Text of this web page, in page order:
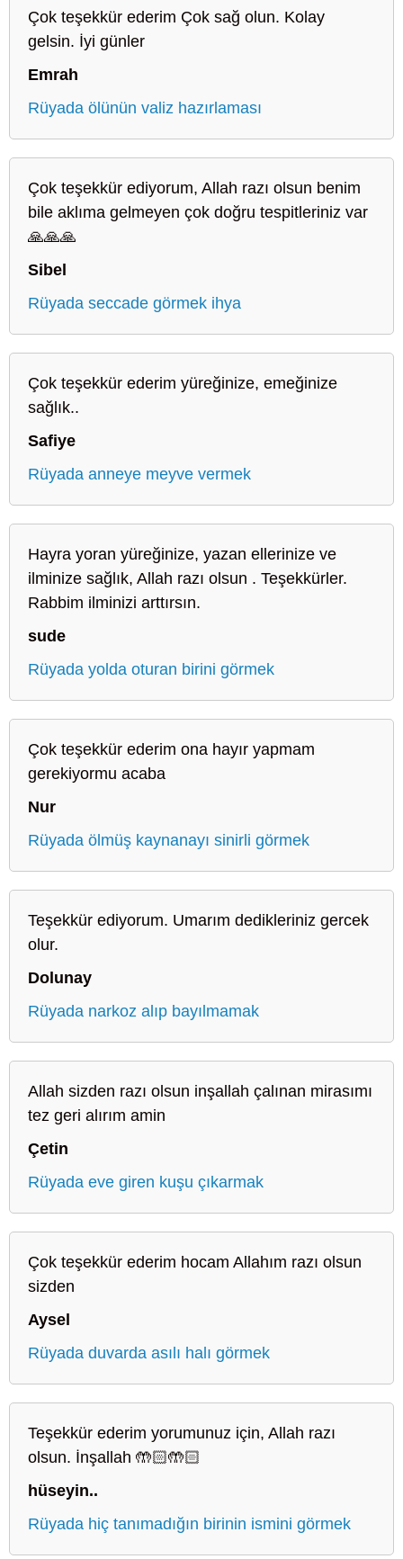
Çok teşekkür ederim Çok sağ olun. Kolay
gelsin. İyi günler
Emrah
Rüyada ölünün valiz hazırlaması
Çok teşekkür ediyorum, Allah razı olsun benim
bile aklıma gelmeyen çok doğru tespitleriniz var
🙏🙏🙏
Sibel
Rüyada seccade görmek ihya
Çok teşekkür ederim yüreğinize, emeğinize
sağlık..
Safiye
Rüyada anneye meyve vermek
Hayra yoran yüreğinize, yazan ellerinize ve
ilminize sağlık, Allah razı olsun . Teşekkürler.
Rabbim ilminizi arttırsın.
sude
Rüyada yolda oturan birini görmek
Çok teşekkür ederim ona hayır yapmam
gerekiyormu acaba
Nur
Rüyada ölmüş kaynanayı sinirli görmek
Teşekkür ediyorum. Umarım dedikleriniz gercek
olur.
Dolunay
Rüyada narkoz alıp bayılmamak
Allah sizden razı olsun inşallah çalınan mirasımı
tez geri alırım amin
Çetin
Rüyada eve giren kuşu çıkarmak
Çok teşekkür ederim hocam Allahım razı olsun
sizden
Aysel
Rüyada duvarda asılı halı görmek
Teşekkür ederim yorumunuz için, Allah razı
olsun. İnşallah 🤲🏻🤲🏻
hüseyin..
Rüyada hiç tanımadığın birinin ismini görmek